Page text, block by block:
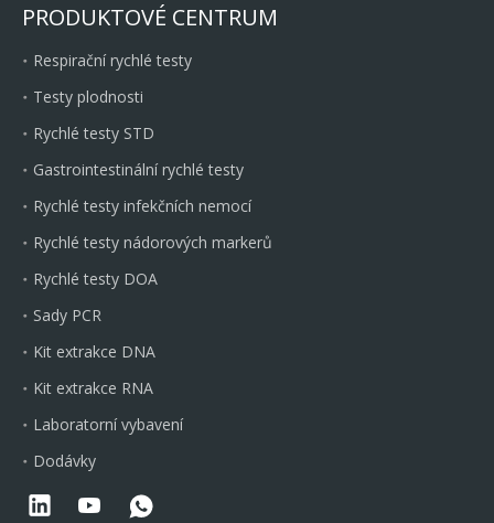
PRODUKTOVÉ CENTRUM
Respirační rychlé testy
Testy plodnosti
Rychlé testy STD
Gastrointestinální rychlé testy
Rychlé testy infekčních nemocí
Rychlé testy nádorových markerů
Rychlé testy DOA
Sady PCR
Kit extrakce DNA
Kit extrakce RNA
Laboratorní vybavení
Dodávky